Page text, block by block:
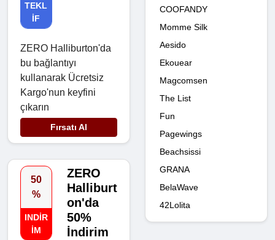
TEKL
IF
ZERO Halliburton'da
bu bağlantıyı
kullanarak Ücretsiz
Kargo'nun keyfini
çıkarın
Fırsatı Al
50
%
INDIR
IM
ZERO
Halliburt
on'da
50%
İndirim
COOFANDY
Momme Silk
Aesido
Ekouear
Magcomsen
The List
Fun
Pagewings
Beachsissi
GRANA
BelaWave
42Lolita